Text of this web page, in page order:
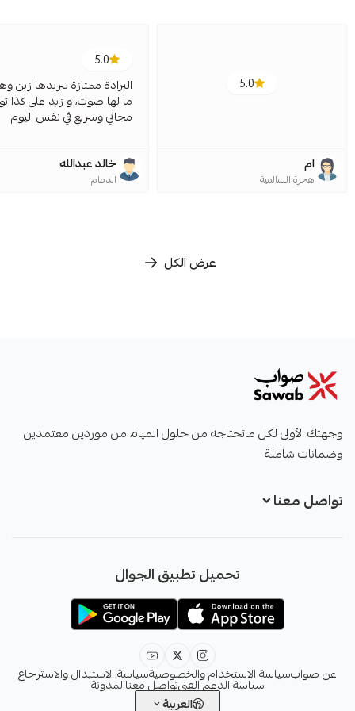
5.0
ام
هجرة السالمية
5.0
البرادة ممتازة تبريدها زين
ما لها صوت، و زيد على كذا
مجاني وسريع في نفس اليوم
خالد عبدالله
الدمام
عرض الكل
وجهتك الأولى لكل ماتحتاجه من حلول المياه، من موردين معتمدين
وضمانات شاملة
تواصل معنا
info@sawab.app
تحميل تطبيق الجوال
عن صوابسياسة الاستخدام والخصوصيةسياسة الاستبدال والاسترجاع
سياسة الدعم الفنيتواصل معناالمدونة
العربية